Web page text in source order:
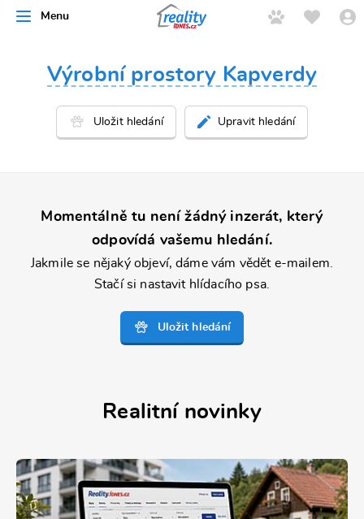
Menu
Výrobní prostory Kapverdy
Upravit hledání
Momentálně tu není žádný inzerát, který
odpovídá vašemu hledání.
Jakmile se nějaký objeví, dáme vám vědět e-mailem.
Stačí si nastavit hlídacího psa.
Realitní novinky